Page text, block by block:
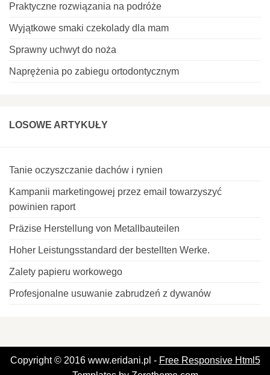
Praktyczne rozwiązania na podróże
Wyjątkowe smaki czekolady dla mam
Sprawny uchwyt do noża
Naprężenia po zabiegu ortodontycznym
LOSOWE ARTYKUŁY
Tanie oczyszczanie dachów i rynien
Kampanii marketingowej przez email towarzyszyć
powinien raport
Präzise Herstellung von Metallbauteilen
Hoher Leistungsstandard der bestellten Werke.
Zalety papieru workowego
Profesjonalne usuwanie zabrudzeń z dywanów
Copyright © 2016 www.eridani.pl - Free Responsive Html5